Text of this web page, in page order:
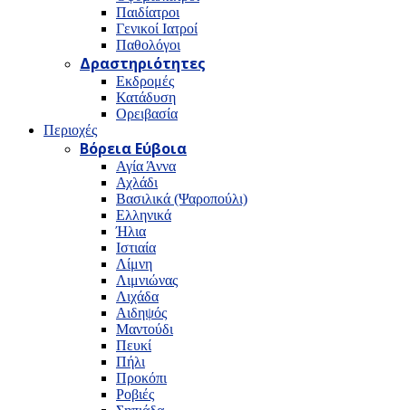
Παιδίατροι
Γενικοί Ιατροί
Παθολόγοι
Δραστηριότητες
Εκδρομές
Κατάδυση
Ορειβασία
Περιοχές
Βόρεια Εύβοια
Αγία Άννα
Αχλάδι
Βασιλικά (Ψαροπούλι)
Ελληνικά
Ήλια
Ιστιαία
Λίμνη
Λιμνιώνας
Λιχάδα
Αιδηψός
Μαντούδι
Πευκί
Πήλι
Προκόπι
Ροβιές